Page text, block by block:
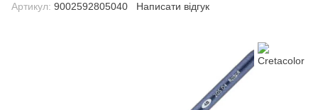
Артикул: 9002592805040 Написати відгук